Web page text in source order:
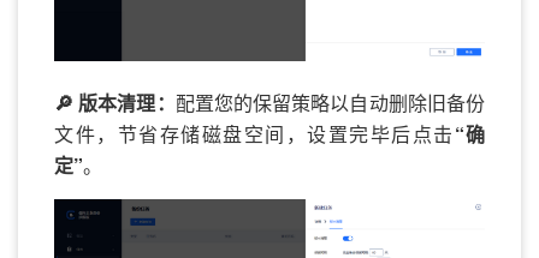
🔎 版本清理： 配置您的保留策略以自动删除旧备份
文件，节省存储磁盘空间，设置完毕后点击“确
定”。